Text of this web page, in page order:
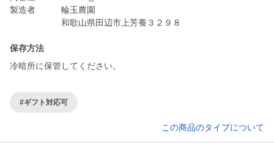
製造者 輪玉農園
和歌山県田辺市上芳養３２９８
保存方法
冷暗所に保管してください。
#ギフト対応可
この商品のタイプについて